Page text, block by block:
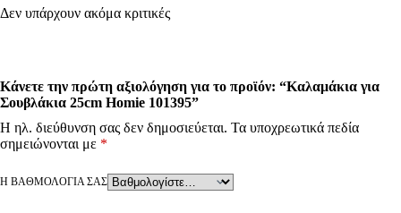
Δεν υπάρχουν ακόμα κριτικές
Κάνετε την πρώτη αξιολόγηση για το προϊόν: “Καλαμάκια για
Σουβλάκια 25cm Homie 101395”
Η ηλ. διεύθυνση σας δεν δημοσιεύεται. Τα υποχρεωτικά πεδία
σημειώνονται με *
Η ΒΑΘΜΟΛΟΓΊΑ ΣΑΣ